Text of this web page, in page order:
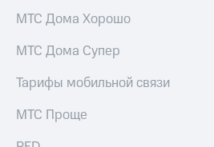
группа
Скидка
на тарифы,
общие
подписки
доступ
есть
приложении
КИОН
КИОН
МТС Дома Хорошо
МТС Дома Супер
Тарифы мобильной связи
МТС Проще